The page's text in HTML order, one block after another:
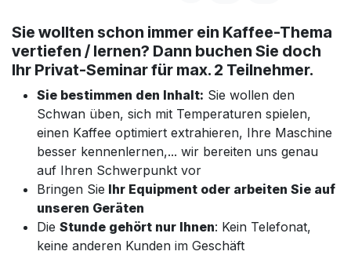
Sie wollten schon immer ein Kaffee-Thema
vertiefen / lernen? Dann buchen Sie doch
Ihr Privat-Seminarfür max. 2 Teilnehmer.
Sie bestimmen den Inhalt: Sie wollen den
Schwan üben, sich mit Temperaturen spielen,
einen Kaffee optimiert extrahieren, Ihre Maschine
besser kennenlernen,... wir bereiten uns genau
auf Ihren Schwerpunkt vor
Bringen Sie Ihr Equipment oder arbeiten Sie auf
unseren Geräten
Die Stunde gehört nur Ihnen: Kein Telefonat,
keine anderen Kunden im Geschäft